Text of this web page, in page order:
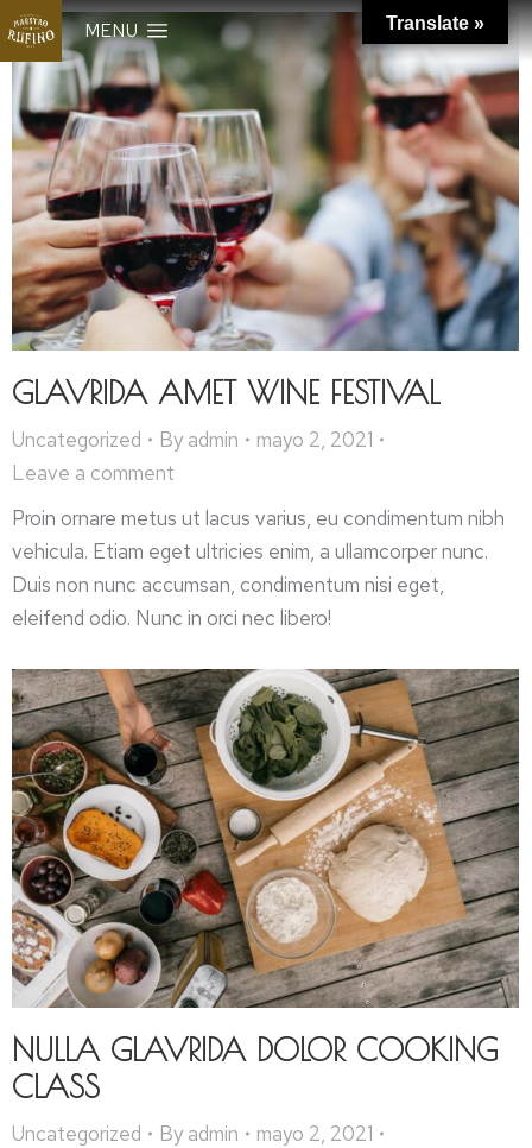
MENU
GLAVRIDA AMET WINE FESTIVAL
Uncategorized By admin
mayo 2, 2021
Leave a comment
Proin ornare metus ut lacus varius, eu condimentum nibh
vehicula. Etiam eget ultricies enim, a ullamcorper nunc.
Duis non nunc accumsan, condimentum nisi eget,
eleifend odio. Nunc in orci nec libero!
NULLA GLAVRIDA DOLOR COOKING
CLASS
Uncategorized By admin
mayo 2, 2021
Translate »